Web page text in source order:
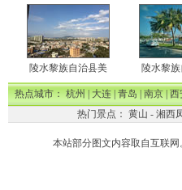
陵水黎族自治县美 陵水黎
热点城市：杭州|大连|青岛|南京|西
热门景点： 黄山 - 湘西
本站部分图文内容取自互联